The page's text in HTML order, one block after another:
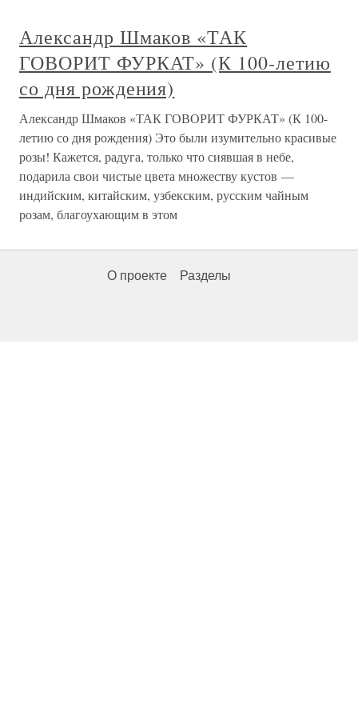
Александр Шмаков «ТАК
ГОВОРИТ ФУРКАТ» (К 100-летию
со дня рождения)
Александр Шмаков «ТАК ГОВОРИТ ФУРКАТ» (К 100-
летию со дня рождения) Это были изумительно красивые
розы! Кажется, радуга, только что сиявшая в небе,
подарила свои чистые цвета множеству кустов —
индийским, китайским, узбекским, русским чайным
розам, благоухающим в этом
О проекте Разделы